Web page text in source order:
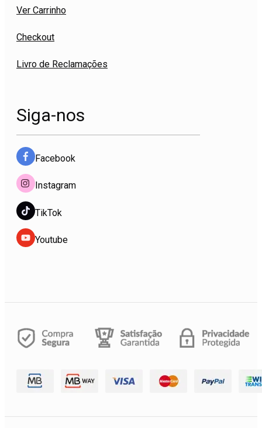
Ver Carrinho
Checkout
Livro de Reclamações
Siga-nos
Facebook
Instagram
TikTok
Youtube